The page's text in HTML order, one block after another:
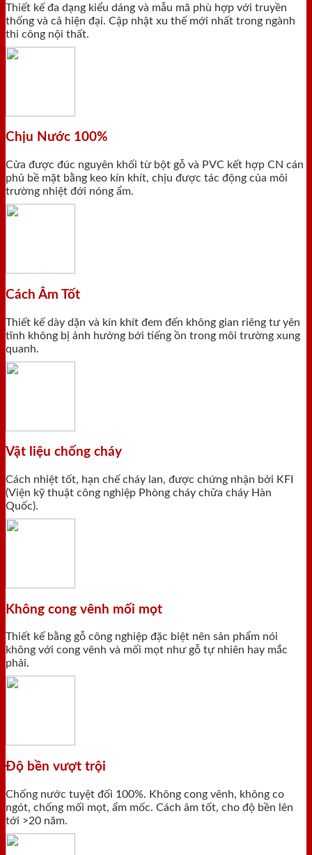
Thiết kế đa dạng kiểu dáng và mẫu mã phù hợp với truyền
thống và cả hiện đại. Cập nhật xu thế mới nhất trong ngành
thi công nội thất.
Chịu Nước 100%
Cửa được đúc nguyên khối từ bột gỗ và PVC kết hợp CN cán
phủ bề mặt bằng keo kín khít, chịu được tác động của môi
trường nhiệt đới nóng ẩm.
Cách Âm Tốt
Thiết kế dày dặn và kín khít đem đến không gian riêng tư yên
tĩnh không bị ảnh hưởng bới tiếng ồn trong môi trường xung
quanh.
Vật liệu chống cháy
Cách nhiệt tốt, hạn chế cháy lan, được chứng nhận bởi KFI
(Viện kỹ thuật công nghiệp Phòng cháy chữa cháy Hàn
Quốc).
Không cong vênh mối mọt
Thiết kế bằng gỗ công nghiệp đặc biệt nên sản phẩm nói
không với cong vênh và mối mọt như gỗ tự nhiên hay mắc
phải.
Độ bền vượt trội
Chống nước tuyệt đối 100%. Không cong vênh, không co
ngót, chống mối mọt, ẩm mốc. Cách âm tốt, cho độ bền lên
tới >20 năm.